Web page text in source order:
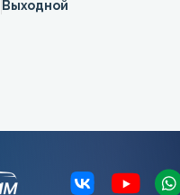
Выходной